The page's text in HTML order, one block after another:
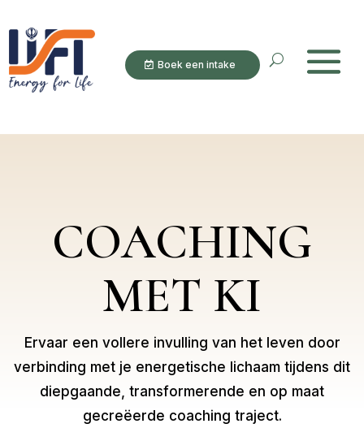
Boek een intake
COACHING
MET KI
Ervaar een vollere invulling van het leven door
verbinding met je energetische lichaam tijdens dit
diepgaande, transformerende en op maat
gecreëerde coaching traject.